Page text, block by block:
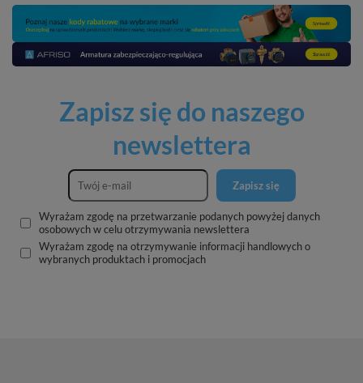
Zapisz się do naszego
newslettera
Zapisz się
Wyrażam zgodę na przetwarzanie podanych powyżej danych
osobowych w celu otrzymywania newslettera
Wyrażam zgodę na otrzymywanie informacji handlowych o
wybranych produktach i promocjach